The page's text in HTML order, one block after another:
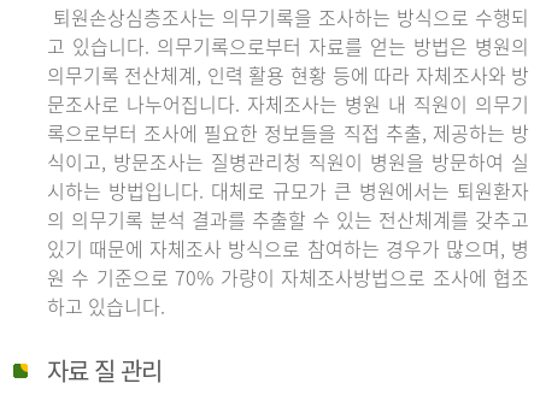
퇴원손상심층조사는 의무기록을 조사하는 방식으로 수행되
고 있습니다. 의무기록으로부터 자료를 얻는 방법은 병원의
의무기록 전산체계, 인력 활용 현황 등에 따라 자체조사와 방
문조사로 나누어집니다. 자체조사는 병원 내 직원이 의무기
록으로부터 조사에 필요한 정보들을 직접 추출, 제공하는 방
식이고, 방문조사는 질병관리청 직원이 병원을 방문하여 실
시하는 방법입니다. 대체로 규모가 큰 병원에서는 퇴원환자
의 의무기록 분석 결과를 추출할 수 있는 전산체계를 갖추고
있기 때문에 자체조사 방식으로 참여하는 경우가 많으며, 병
원 수 기준으로 70% 가량이 자체조사방법으로 조사에 협조
하고 있습니다.
자료 질 관리